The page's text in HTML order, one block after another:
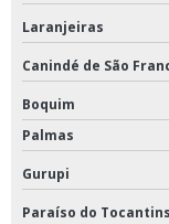
Laranjeiras
Canindé de São
Boquim
Palmas
Gurupi
Paraíso do Tocantins